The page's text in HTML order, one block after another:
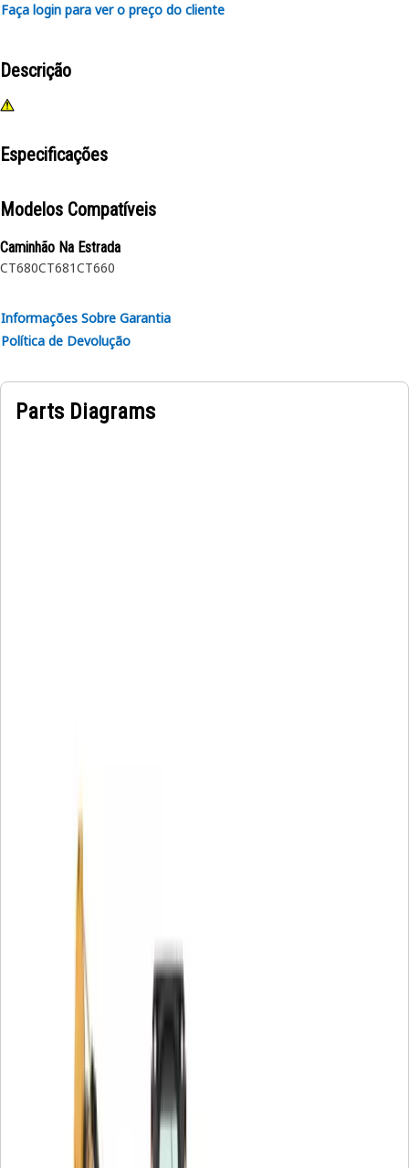
Faça login para ver o preço do cliente
Descrição
Especificações
Modelos Compatíveis
Caminhão Na Estrada
CT680CT681CT660
Informações Sobre Garantia
Política de Devolução
Parts Diagrams